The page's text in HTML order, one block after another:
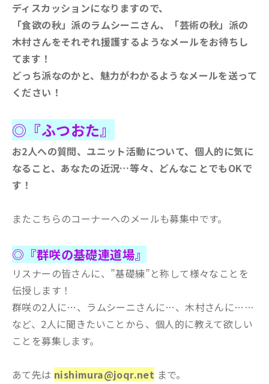
ディスカッションになりますので、
「食欲の秋」派のラムシーニさん、「芸術の秋」派の
木村さんをそれぞれ援護するようなメールをお待ちし
てます！
どっち派なのかと、魅力がわかるようなメールを送って
ください！
◎『ふつおた』
お2人への質問、ユニット活動について、個人的に気に
なること、あなたの近況…等々、どんなことでもOKで
す！
またこちらのコーナーへのメールも募集中です。
◎『群咲の基礎連道場』
リスナーの皆さんに、”基礎練”と称して様々なことを
伝授します！
群咲の2人に…、ラムシーニさんに…、木村さんに……
など、2人に聞きたいことから、個人的に教えて欲しい
ことを募集します。
あて先は nishimura@joqr.net まで。